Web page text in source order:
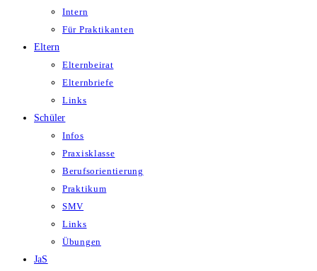
Intern
Für Praktikanten
Eltern
Elternbeirat
Elternbriefe
Links
Schüler
Infos
Praxisklasse
Berufsorientierung
Praktikum
SMV
Links
Übungen
JaS